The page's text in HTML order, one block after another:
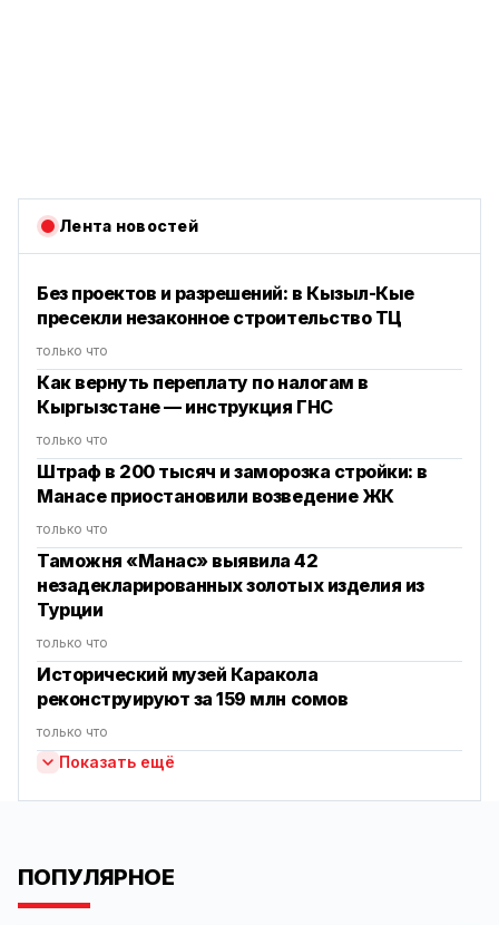
Лента новостей
Без проектов и разрешений: в Кызыл-Кые
пресекли незаконное строительство ТЦ
только что
Как вернуть переплату по налогам в
Кыргызстане — инструкция ГНС
только что
Штраф в 200 тысяч и заморозка стройки: в
Манасе приостановили возведение ЖК
только что
Таможня «Манас» выявила 42
незадекларированных золотых изделия из
Турции
только что
Исторический музей Каракола
реконструируют за 159 млн сомов
только что
Показать ещё
ПОПУЛЯРНОЕ